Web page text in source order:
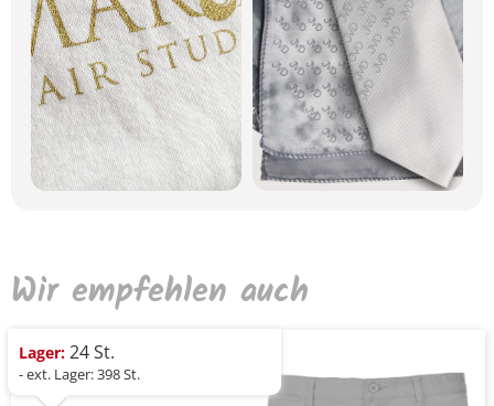
Wir empfehlen auch
Lager: 24 St.
- ext. Lager: 398 St.